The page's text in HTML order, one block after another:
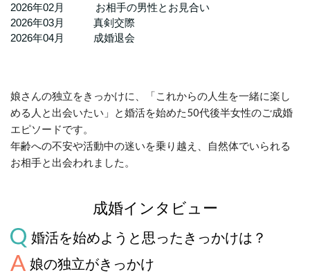
2026年02月 お相手の男性とお見合い
2026年03月 真剣交際
2026年04月 成婚退会
娘さんの独立をきっかけに、「これからの人生を一緒に楽し
める人と出会いたい」と婚活を始めた50代後半女性のご成婚
エピソードです。
年齢への不安や活動中の迷いを乗り越え、自然体でいられる
お相手と出会われました。
成婚インタビュー
婚活を始めようと思ったきっかけは？
娘の独立がきっかけ